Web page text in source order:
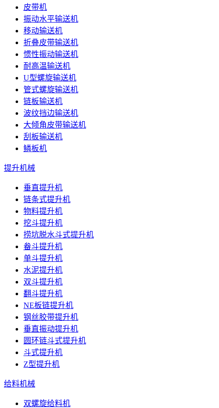
皮带机
振动水平输送机
移动输送机
折叠皮带输送机
惯性振动输送机
耐高温输送机
U型螺旋输送机
管式螺旋输送机
链板输送机
波纹挡边输送机
大倾角皮带输送机
刮板输送机
鳞板机
提升机械
垂直提升机
链条式提升机
物料提升机
挖斗提升机
捞坑脱水斗式提升机
畚斗提升机
单斗提升机
水泥提升机
双斗提升机
翻斗提升机
NE板链提升机
钢丝胶带提升机
垂直振动提升机
圆环链斗式提升机
斗式提升机
Z型提升机
给料机械
双螺旋给料机